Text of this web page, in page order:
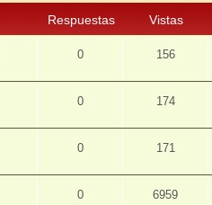
Respuestas Vistas
0 156
0 174
0 171
0 6959